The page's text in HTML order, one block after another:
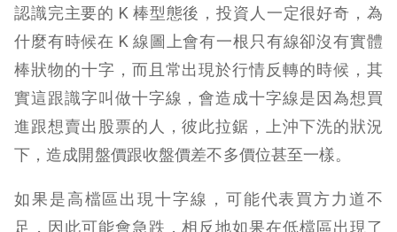
認識完主要的 K 棒型態後，投資人一定很好奇，為
什麼有時候在 K 線圖上會有一根只有線卻沒有實體
棒狀物的十字，而且常出現於行情反轉的時候，其
實這跟識字叫做十字線，會造成十字線是因為想買
進跟想賣出股票的人，彼此拉鋸，上沖下洗的狀況
下，造成開盤價跟收盤價差不多價位甚至一樣。
如果是高檔區出現十字線，可能代表買方力道不
足，因此可能會急跌，相反地如果在低檔區出現了